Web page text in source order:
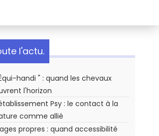
l'actu.
handi " : quand les chevaux
l'horizon
Psy : le contact à la
comme allié
propres : quand accessibilité